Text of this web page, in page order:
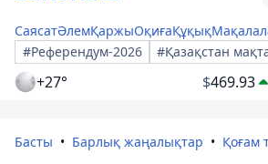
СаясатӘлемҚаржыОқиғаҚұқық
#Референдум-2026
#Қазақстан
+27° $469.93
Басты Барлық жаңалықтар Қоғам